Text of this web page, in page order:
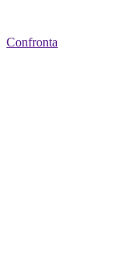
Confronta